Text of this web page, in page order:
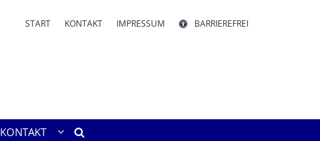
START KONTAKT IMPRESSUM BARRIEREFREI
KONTAKT